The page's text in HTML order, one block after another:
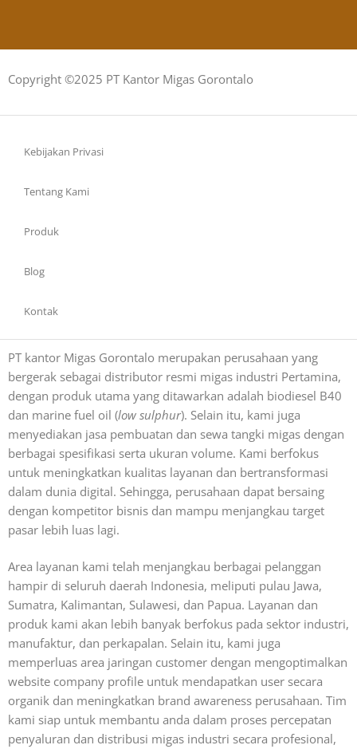
Copyright ©2025 PT Kantor Migas Gorontalo
Kebijakan Privasi
Tentang Kami
Produk
Blog
Kontak
PT kantor Migas Gorontalo merupakan perusahaan yang
bergerak sebagai distributor resmi migas industri Pertamina,
dengan produk utama yang ditawarkan adalah biodiesel B40
dan marine fuel oil (low sulphur). Selain itu, kami juga
menyediakan jasa pembuatan dan sewa tangki migas dengan
berbagai spesifikasi serta ukuran volume. Kami berfokus
untuk meningkatkan kualitas layanan dan bertransformasi
dalam dunia digital. Sehingga, perusahaan dapat bersaing
dengan kompetitor bisnis dan mampu menjangkau target
pasar lebih luas lagi.
Area layanan kami telah menjangkau berbagai pelanggan
hampir di seluruh daerah Indonesia, meliputi pulau Jawa,
Sumatra, Kalimantan, Sulawesi, dan Papua. Layanan dan
produk kami akan lebih banyak berfokus pada sektor industri,
manufaktur, dan perkapalan. Selain itu, kami juga
memperluas area jaringan customer dengan mengoptimalkan
website company profile untuk mendapatkan user secara
organik dan meningkatkan brand awareness perusahaan. Tim
kami siap untuk membantu anda dalam proses percepatan
penyaluran dan distribusi migas industri secara profesional,